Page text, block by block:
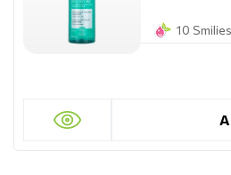
10 Smilies